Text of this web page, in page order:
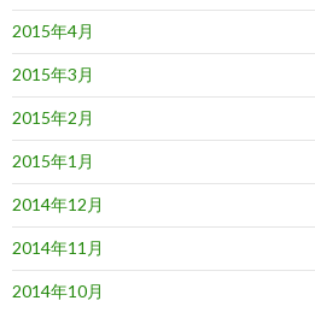
2015年4月
2015年3月
2015年2月
2015年1月
2014年12月
2014年11月
2014年10月